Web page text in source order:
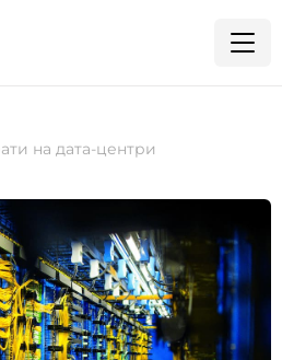
на дата-центри